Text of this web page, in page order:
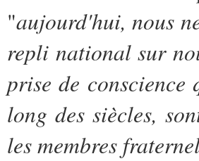
"aujourd'hui, nous
repli national sur
prise de
long des siècles,
les membres